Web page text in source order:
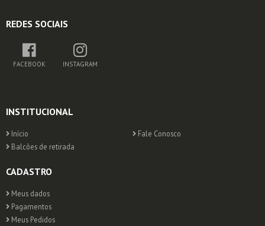
REDES SOCIAIS
FACEBOOK INSTAGRAM
INSTITUCIONAL
Início
Fale Conosco
Balcões de retirada
CADASTRO
Meus dados
Pagamentos
Meus Pedidos